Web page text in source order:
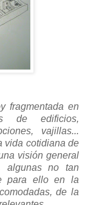
fragmentada en
de edificios,
vajillas...
vida cotidiana de
visión general
algunas no tan
para ello en la
de la